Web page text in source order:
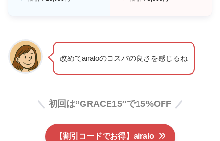
改めてairaloのコスパの良さを感じるね
初回は”GRACE15″で15%OFF
【割引コードでお得】airalo